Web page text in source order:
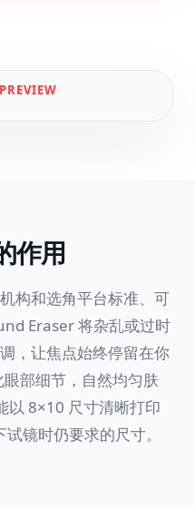
作用
构和选角平台标准、可
Eraser 将杂乱或过时
，让焦点始终停留在你
部细节，自然均匀肤
以 8×10 尺寸清晰打印
镜时仍要求的尺寸。